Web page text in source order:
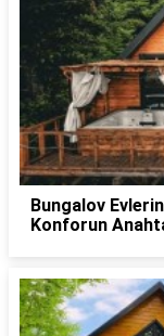
Bungalov
Konforun